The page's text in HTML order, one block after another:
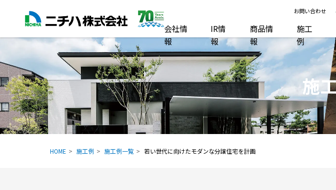
お問い合わせ
会社情
報
IR情
報
商品情
報
施工
例
施
HOME 施工例 施工例一覧 若い世代に向けたモダンな分譲住宅を計画